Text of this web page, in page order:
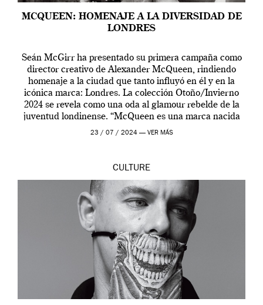
MCQUEEN: HOMENAJE A LA DIVERSIDAD DE
LONDRES
Seán McGirr ha presentado su primera campaña como
director creativo de Alexander McQueen, rindiendo
homenaje a la ciudad que tanto influyó en él y en la
icónica marca: Londres. La colección Otoño/Invierno
2024 se revela como una oda al glamour rebelde de la
juventud londinense. “McQueen es una marca nacida
en Londres y siempre ha […]
23 / 07 / 2024 — VER MÁS
CULTURE